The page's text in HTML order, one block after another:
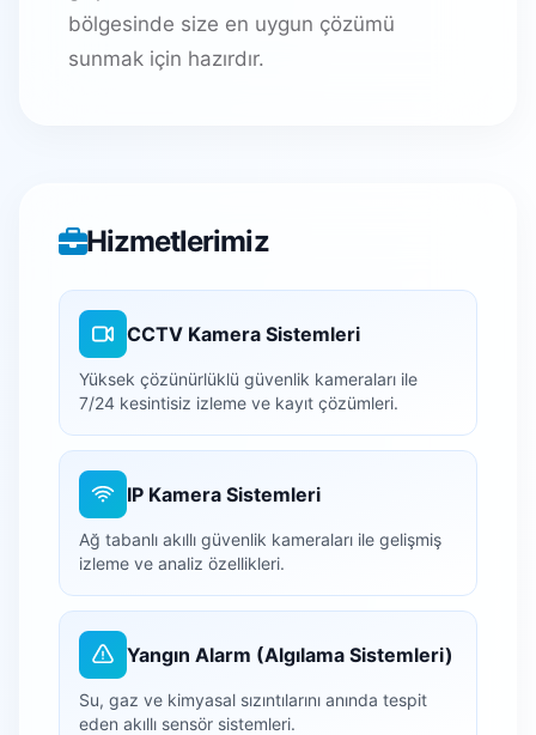
bölgesinde size en uygun çözümü
sunmak için hazırdır.
Hizmetlerimiz
CCTV Kamera Sistemleri
Yüksek çözünürlüklü güvenlik kameraları ile
7/24 kesintisiz izleme ve kayıt çözümleri.
IP Kamera Sistemleri
Ağ tabanlı akıllı güvenlik kameraları ile gelişmiş
izleme ve analiz özellikleri.
Yangın Alarm (Algılama Sistemleri)
Su, gaz ve kimyasal sızıntılarını anında tespit
eden akıllı sensör sistemleri.